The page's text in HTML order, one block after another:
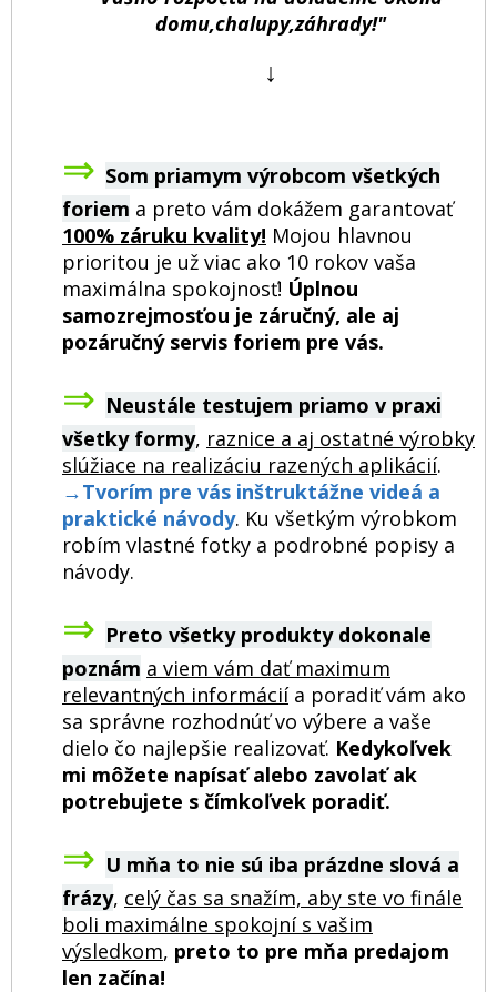
domu,chalupy,záhrady!"
↓
⇒ Som priamym výrobcom všetkých
foriem a preto vám dokážem garantovať
100% záruku kvality! Mojou hlavnou
prioritou je už viac ako 10 rokov vaša
maximálna spokojnosť! Úplnou
samozrejmosťou je záručný, ale aj
pozáručný servis foriem pre vás.
⇒ Neustále testujem priamo v praxi
všetky formy, raznice a aj ostatné výrobky
slúžiace na realizáciu razených aplikácií.
→Tvorím pre vás inštruktážne videá a
praktické návody. Ku všetkým výrobkom
robím vlastné fotky a podrobné popisy a
návody.
⇒ Preto všetky produkty dokonale
poznám a viem vám dať maximum
relevantných informáciía poradiť vám ako
sa správne rozhodnúť vo výbere a vaše
dielo čo najlepšie realizovať. Kedykoľvek
mi môžete napísať alebo zavolať ak
potrebujete s čímkoľvek poradiť.
⇒ U mňa to nie sú iba prázdne slová a
frázy, celý čas sa snažím, aby ste vo finále
boli maximálne spokojní s vašim
výsledkom, preto to pre mňa predajom
len začína!